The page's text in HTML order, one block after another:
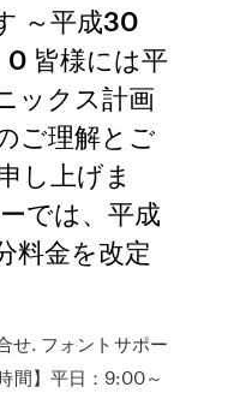
～平成30
0 皆様には平
ックス計画
ご理解とご
し上げま
では、平成
料金を改定
せ. フォントサポー
間】平日：9:00～